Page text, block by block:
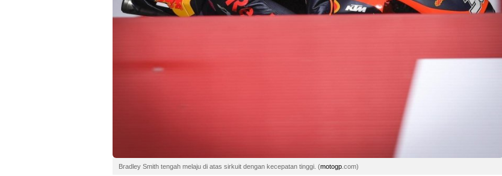
Bradley Smith tengah melaju di atas sirkuit dengan kecepatan tinggi. (motogp .com)